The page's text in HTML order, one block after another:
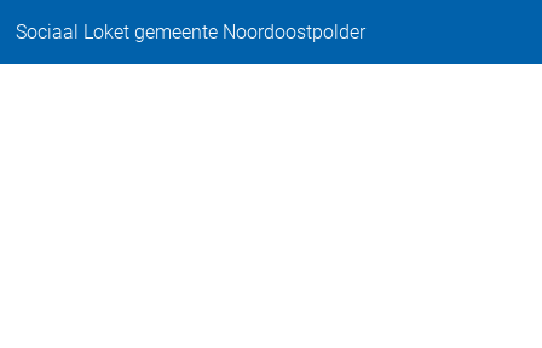
Sociaal Loket gemeente Noordoostpolder